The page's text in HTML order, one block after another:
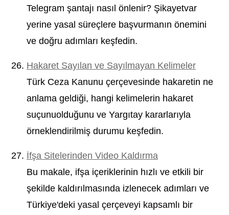
Telegram şantajı nasıl önlenir? Şikayetvar
yerine yasal süreçlere başvurmanın önemini
ve doğru adımları keşfedin.
Hakaret Sayılan ve Sayılmayan Kelimeler
Türk Ceza Kanunu çerçevesinde hakaretin ne
anlama geldiği, hangi kelimelerin hakaret
suçunuolduğunu ve Yargıtay kararlarıyla
örneklendirilmiş durumu keşfedin.
İfşa Sitelerinden Video Kaldırma
Bu makale, ifşa içeriklerinin hızlı ve etkili bir
şekilde kaldırılmasında izlenecek adımları ve
Türkiye'deki yasal çerçeveyi kapsamlı bir